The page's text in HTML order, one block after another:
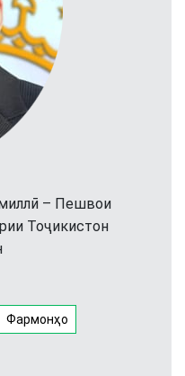
миллӣ – Пешвои
Тоҷикистон
Фармонҳо